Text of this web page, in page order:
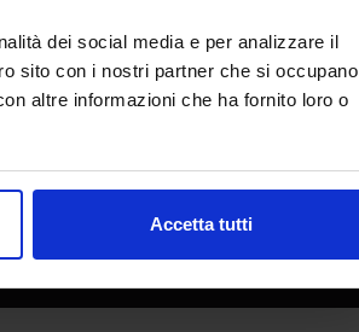
dei social media e per analizzare il
sito con i nostri partner che si occupano
altre informazioni che ha fornito loro o
Accetta tutti